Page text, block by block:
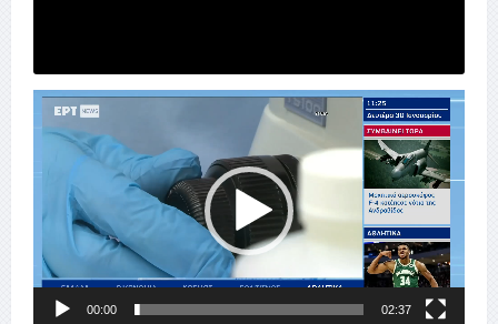
Πρόγραμμα
Αναπαραγωγής
Βίντεο
00:00 02:37